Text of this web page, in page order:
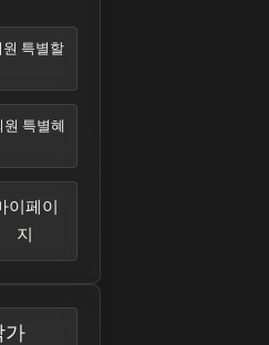
특별할
특별혜
이페이
지
가